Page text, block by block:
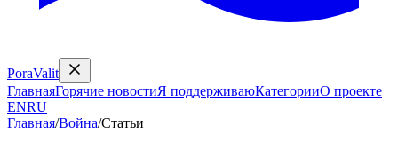
PoraValit
ГлавнаяГорячие новостиЯ поддерживаюКатегорииО проекте
ENRU
Главная/Война/Статьи